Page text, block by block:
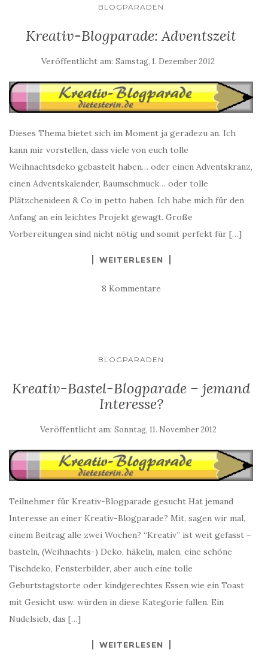
BLOGPARADEN
Kreativ-Blogparade: Adventszeit
Veröffentlicht am: Samstag, 1. Dezember 2012
Dieses Thema bietet sich im Moment ja geradezu an. Ich
kann mir vorstellen, dass viele von euch tolle
Weihnachtsdeko gebastelt haben… oder einen Adventskranz,
einen Adventskalender, Baumschmuck… oder tolle
Plätzchenideen & Co in petto haben. Ich habe mich für den
Anfang an ein leichtes Projekt gewagt. Große
Vorbereitungen sind nicht nötig und somit perfekt für […]
WEITERLESEN
8 Kommentare
BLOGPARADEN
Kreativ-Bastel-Blogparade – jemand
Interesse?
Veröffentlicht am: Sonntag, 11. November 2012
Teilnehmer für Kreativ-Blogparade gesucht Hat jemand
Interesse an einer Kreativ-Blogparade? Mit, sagen wir mal,
einem Beitrag alle zwei Wochen? “Kreativ” ist weit gefasst –
basteln, (Weihnachts-) Deko, häkeln, malen, eine schöne
Tischdeko, Fensterbilder, aber auch eine tolle
Geburtstagstorte oder kindgerechtes Essen wie ein Toast
mit Gesicht usw. würden in diese Kategorie fallen. Ein
Nudelsieb, das […]
WEITERLESEN